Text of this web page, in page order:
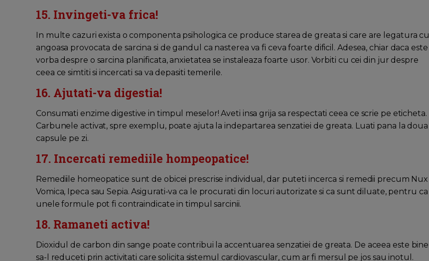
15. Invingeti-va frica!
In multe cazuri exista o componenta psihologica ce produce starea de greata si care are legatura cu
angoasa provocata de sarcina si de gandul ca nasterea va fi ceva foarte dificil. Adesea, chiar daca este
vorba despre o sarcina planificata, anxietatea se instaleaza foarte usor. Vorbiti cu cei din jur despre
ceea ce simtiti si incercati sa va depasiti temerile.
16. Ajutati-va digestia!
Consumati enzime digestive in timpul meselor! Aveti insa grija sa respectati ceea ce scrie pe eticheta.
Carbunele activat, spre exemplu, poate ajuta la indepartarea senzatiei de greata. Luati pana la doua
capsule pe zi.
17. Incercati remediile hompeopatice!
Remediile homeopatice sunt de obicei prescrise individual, dar puteti incerca si remedii precum Nux
Vomica, Ipeca sau Sepia. Asigurati-va ca le procurati din locuri autorizate si ca sunt diluate, pentru ca
unele formule pot fi contraindicate in timpul sarcinii.
18. Ramaneti activa!
Dioxidul de carbon din sange poate contribui la accentuarea senzatiei de greata. De aceea este bine
sa-l reduceti prin activitati care solicita sistemul cardiovascular, cum ar fi mersul pe jos sau inotul.